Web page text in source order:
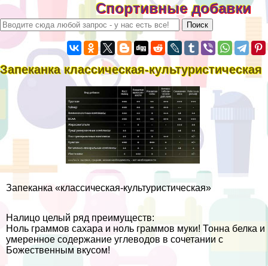
Спортивные добавки
Запеканка классическая-культуристическая
Запеканка «классическая-культуристическая»
Налицо целый ряд преимуществ:
Ноль граммов сахара и ноль граммов муки! Тонна белка и
умеренное содержание углеводов в сочетании с
Божественным вкусом!